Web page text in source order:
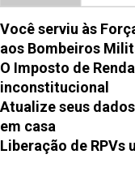
Você serviu às
aos Bombeiros
O Imposto de
inconstitucional
Atualize seus
em casa
Liberação de RPVs